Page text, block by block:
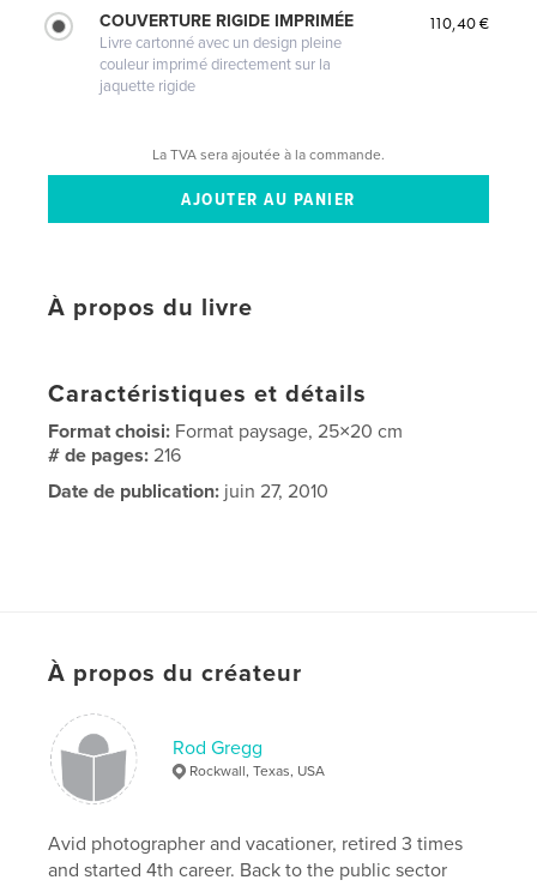
COUVERTURE RIGIDE IMPRIMÉE
Livre cartonné avec un design pleine
couleur imprimé directement sur la
jaquette rigide
110,40 €
La TVA sera ajoutée à la commande.
À propos du livre
Caractéristiques et détails
Format choisi: Format paysage, 25×20 cm
# de pages:216
Date de publication: juin 27, 2010
À propos du créateur
Rod Gregg
Rockwall, Texas, USA
Avid photographer and vacationer, retired 3 times
and started 4th career. Back to the public sector